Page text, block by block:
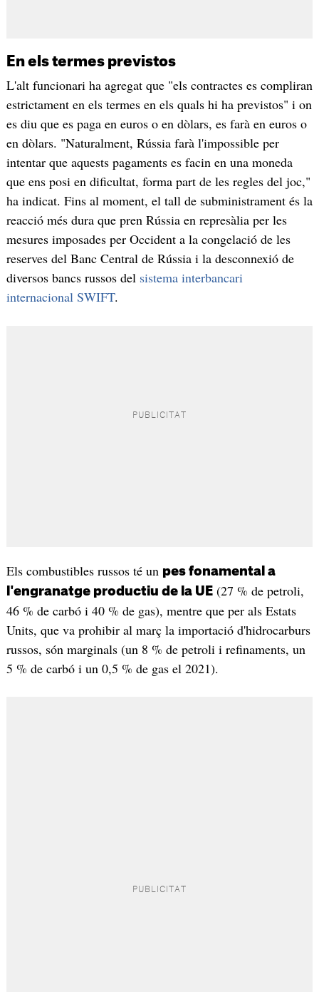
En els termes previstos
L'alt funcionari ha agregat que "els contractes es compliran
estrictament en els termes en els quals hi ha previstos" i on
es diu que es paga en euros o en dòlars, es farà en euros o
en dòlars. "Naturalment, Rússia farà l'impossible per
intentar que aquests pagaments es facin en una moneda
que ens posi en dificultat, forma part de les regles del joc,"
ha indicat. Fins al moment, el tall de subministrament és la
reacció més dura que pren Rússia en represàlia per les
mesures imposades per Occident a la congelació de les
reserves del Banc Central de Rússia i la desconnexió de
diversos bancs russos del sistema interbancari
internacional SWIFT.
Els combustibles russos té un pes fonamental a
l'engranatge productiu de la UE(27 % de petroli,
46 % de carbó i 40 % de gas), mentre que per als Estats
Units, que va prohibir al març la importació d'hidrocarburs
russos, són marginals (un 8 % de petroli i refinaments, un
5 % de carbó i un 0,5 % de gas el 2021).